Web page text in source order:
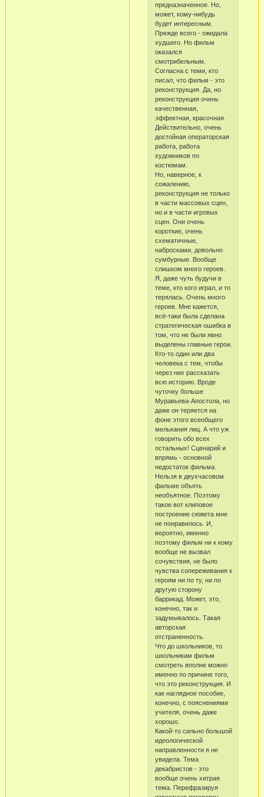
предназначенное. Но,
может, кому-нибудь
будет интересным.
Прежде всего - ожидала
худшего. Но фильм
оказался
смотрибельным.
Согласна с теми, кто
писал, что фильм - это
реконструкция. Да, но
реконструкция очень
качественная,
эффектная, красочная.
Действительно, очень
достойная операторская
работа, работа
художников по
костюмам.
Но, наверное, к
сожалению,
реконструкция не только
в части массовых сцен,
но и в части игровых
сцен. Они очень
короткие, очень
схематичные,
набросками, довольно
сумбурные. Вообще
слишком много героев.
Я, даже чуть будучи в
теме, кто кого играл, и то
терялась. Очень много
героев. Мне кажется,
всё-таки была сделана
стратегическая ошибка в
том, что не были явно
выделены главные герои.
Кто-то один или два
человека с тем, чтобы
через них рассказать
всю историю. Вроде
чуточку больше
Муравьева-Апостола, но
даже он теряется на
фоне этого всеобщего
мелькания лиц. А что уж
говорить обо всех
остальных! Сценарий и
впрямь - основной
недостаток фильма.
Нельзя в двухчасовом
фильме объять
необъятное. Поэтому
такое вот клиповое
построение сюжета мне
не понравилось. И,
вероятно, именно
поэтому фильм ни к кому
вообще не вызвал
сочувствия, не было
чувства сопереживания к
героям ни по ту, ни по
другую сторону
баррикад. Может, это,
конечно, так и
задумывалось. Такая
авторская
отстраненность.
Что до школьников, то
школьникам фильм
смотреть вполне можно
именно по причине того,
что это реконструкция. И
как наглядное пособие,
конечно, с пояснениями
учителя, очень даже
хорошо.
Какой-то сильно большой
идеологической
направленности я не
увидела. Тема
декабристов - это
вообще очень хитрая
тема. Перефразируя